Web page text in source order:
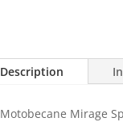
Description
Motobecane Mirage